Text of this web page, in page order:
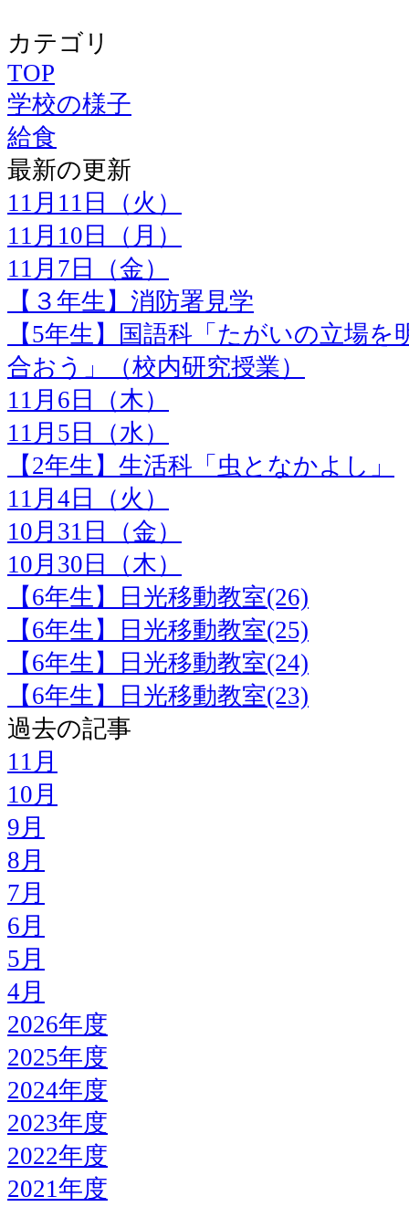
カテゴリ
TOP
学校の様子
給食
最新の更新
11月11日（火）
11月10日（月）
11月7日（金）
【３年生】消防署見学
【5年生】国語科「たがいの立場
合おう」（校内研究授業）
11月6日（木）
11月5日（水）
【2年生】生活科「虫となかよし」
11月4日（火）
10月31日（金）
10月30日（木）
【6年生】日光移動教室(26)
【6年生】日光移動教室(25)
【6年生】日光移動教室(24)
【6年生】日光移動教室(23)
過去の記事
11月
10月
9月
8月
7月
6月
5月
4月
2026年度
2025年度
2024年度
2023年度
2022年度
2021年度